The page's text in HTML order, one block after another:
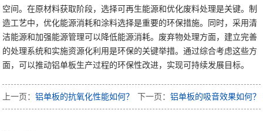
空间。在原材料获取阶段，选择可再生能源和优化废料处理是关键。制
造工艺中，优化能源消耗和涂料选择是重要的环保措施。同时，采用清
洁能源和加强能源管理可以降低能源消耗。废弃物处理方面，建立完善
的处理系统和实施资源化利用是环保的关键举措。通过综合考虑这些方
面，可以推动铝单板生产过程的环保性改进，实现可持续发展目标。
上一页：铝单板的抗氧化性能如何？ 下一页： 铝单板的吸音效果如何？